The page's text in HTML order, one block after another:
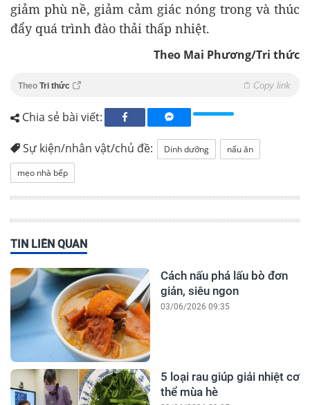
giảm phù nề, giảm cảm giác nóng trong và thúc
đẩy quá trình đào thải thấp nhiệt.
Theo Mai Phương/Tri thức
Theo Tri thức Copy link
Chia sẻ bài viết:
Sự kiện/nhân vật/chủ đề: Dinh dưỡng
nấu ăn
mẹo nhà bếp
TIN LIÊN QUAN
Cách nấu phá lấu bò đơn
giản, siêu ngon
03/06/2026 09:35
5 loại rau giúp giải nhiệt cơ
thể mùa hè